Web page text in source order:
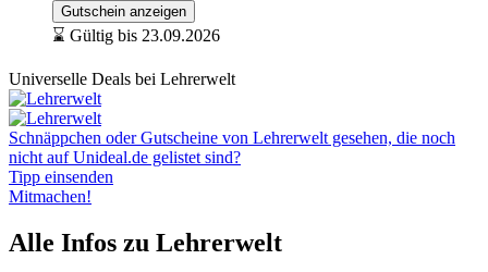
Gutschein anzeigen
⌛ Gültig bis 23.09.2026
Universelle Deals bei Lehrerwelt
Schnäppchen oder Gutscheine von Lehrerwelt gesehen, die noch
nicht auf Unideal.de gelistet sind?
Tipp einsenden
Mitmachen!
Alle Infos zu Lehrerwelt